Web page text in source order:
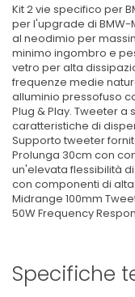
Kit 2 vie specifico per
per l'upgrade di BMW-
al neodimio per
minimo ingombro e
vetro per alta
frequenze medie
alluminio pressofuso
Plug & Play. Tweeter a
caratteristiche di
Supporto tweeter
Prolunga 30cm con
un'elevata flessibilità
con componenti di
Midrange 100mm
50W Frequency
Specifiche